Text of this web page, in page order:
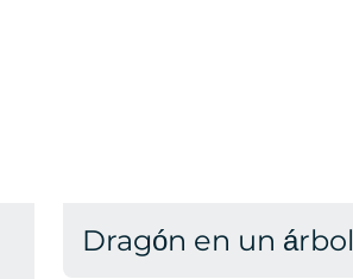
Dragón en un árbol